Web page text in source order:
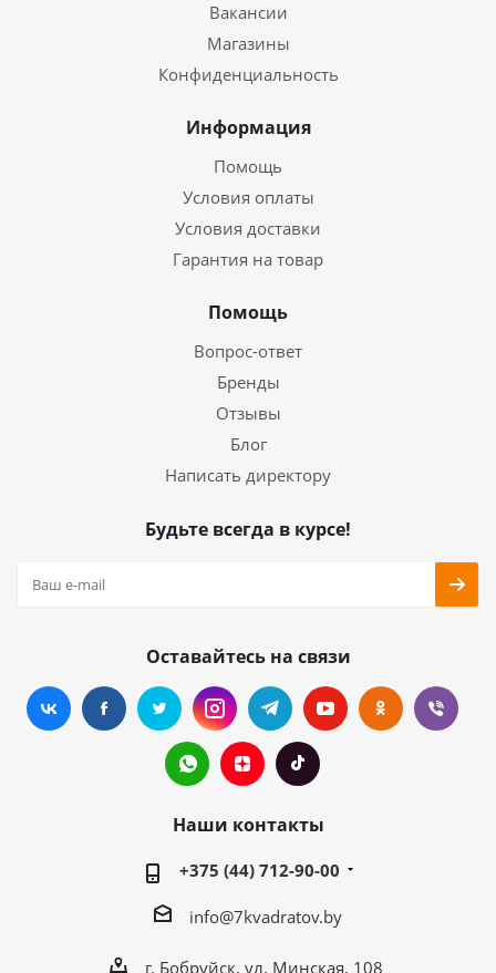
Вакансии
Магазины
Конфиденциальность
Информация
Помощь
Условия оплаты
Условия доставки
Гарантия на товар
Помощь
Вопрос-ответ
Бренды
Отзывы
Блог
Написать директору
Будьте всегда в курсе!
Оставайтесь на связи
Наши контакты
+375 (44) 712-90-00
info@7kvadratov.by
г. Бобруйск, ул. Минская, 108